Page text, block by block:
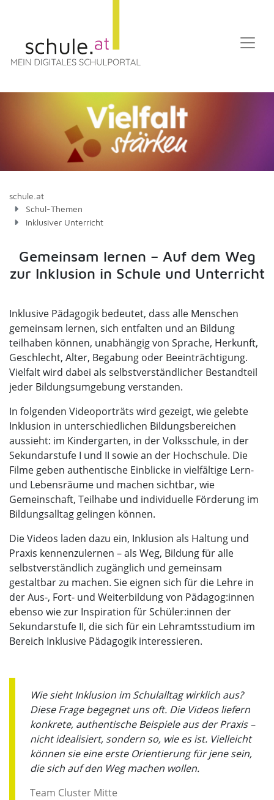
schule.at
Schul-Themen
Inklusiver Unterricht
Gemeinsam lernen – Auf dem Weg
zur Inklusion in Schule und Unterricht
Inklusive Pädagogik bedeutet, dass alle Menschen
gemeinsam lernen, sich entfalten und an Bildung
teilhaben können, unabhängig von Sprache, Herkunft,
Geschlecht, Alter, Begabung oder Beeinträchtigung.
Vielfalt wird dabei als selbstverständlicher Bestandteil
jeder Bildungsumgebung verstanden.
In folgenden Videoporträts wird gezeigt, wie gelebte
Inklusion in unterschiedlichen Bildungsbereichen
aussieht: im Kindergarten, in der Volksschule, in der
Sekundarstufe I und II sowie an der Hochschule. Die
Filme geben authentische Einblicke in vielfältige Lern-
und Lebensräume und machen sichtbar, wie
Gemeinschaft, Teilhabe und individuelle Förderung im
Bildungsalltag gelingen können.
Die Videos laden dazu ein, Inklusion als Haltung und
Praxis kennenzulernen – als Weg, Bildung für alle
selbstverständlich zugänglich und gemeinsam
gestaltbar zu machen. Sie eignen sich für die Lehre in
der Aus-, Fort- und Weiterbildung von Pädagog:innen
ebenso wie zur Inspiration für Schüler:innen der
Sekundarstufe II, die sich für ein Lehramtsstudium im
Bereich Inklusive Pädagogik interessieren.
Wie sieht Inklusion im Schulalltag wirklich aus?
Diese Frage begegnet uns oft. Die Videos liefern
konkrete, authentische Beispiele aus der Praxis –
nicht idealisiert, sondern so, wie es ist. Vielleicht
können sie eine erste Orientierung für jene sein,
die sich auf den Weg machen wollen.
Team Cluster Mitte